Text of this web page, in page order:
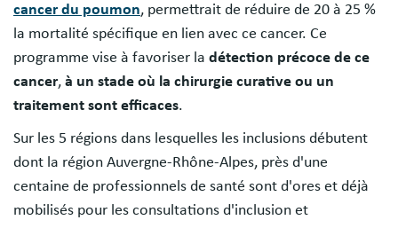
cancer du poumon, permettrait de réduire de 20 à 25 %
la mortalité spécifique en lien avec ce cancer. Ce
programme vise à favoriser la détection précoce de ce
cancer, à un stade où la chirurgie curative ou un
traitement sont efficaces.
Sur les 5 régions dans lesquelles les inclusions débutent
dont la région Auvergne-Rhône-Alpes, près d'une
centaine de professionnels de santé sont d'ores et déjà
mobilisés pour les consultations d'inclusion et